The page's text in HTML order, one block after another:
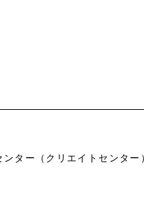
ンター（クリエイトセンター